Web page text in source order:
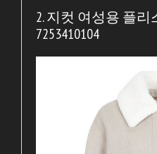
2. 지컷 여성용 플
7253410104